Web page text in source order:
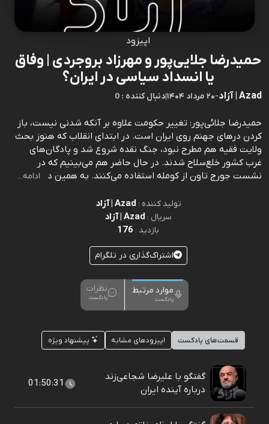
اپیزود
حمیدرضا جلایی‌پور و مهرزاد بروجردی | وفاق
یا انسداد سیاسی در ایران؟
Azad | آزاد -۲۰ مرداد ۱۴۰۴ |0 : دنبال کننده
حمیدرضا جلائی‌پور:‌ تغییر حکومت علاوه بر آنکه شدنی نیست، باز
کردن درهای جهنم روی ایران است. در ابتدای انقلاب که هنوز بحث
ولایت فقیه هم مطرح نبود، جنگ نقده شروع شد و پادگان‌های
غرب کشور خلع‌سلاح شدند. در حال حاضر هم می‌بینیم که در
نشست جورج تاون از کومله استفاده می‌کنند. به همین د
ادامه...
تولید کننده : Azad | آزاد
سریال : Azad | آزاد
بازدید : 176
اشتراک‌گذاری در تلگرام
موارد مرتبط
پادکست
نظرات
پادکست
قسمت‌های پادکست اپیزودهای مشابه پیشنهاد ویژه
گفتگو با علیرضا شجاعی‌زند
درباره آینده ایران
01:50:31